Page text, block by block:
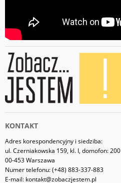
KONTAKT
Adres korespondencyjny i siedziba:
ul. Czerniakowska 159, kl. I, domofon: 200
00-453 Warszawa
Numer telefonu: (+48) 883-337-883
E-mail: kontakt@zobaczjestem.pl